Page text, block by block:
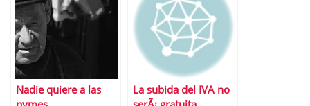
Nadie quiere a las
La subida del IVA no